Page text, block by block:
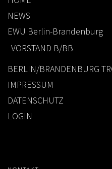
NEWS
EWU Berlin-Brandenburg
VORSTAND B/BB
BERLIN/BRANDENBURG
IMPRESSUM
DATENSCHUTZ
LOGIN